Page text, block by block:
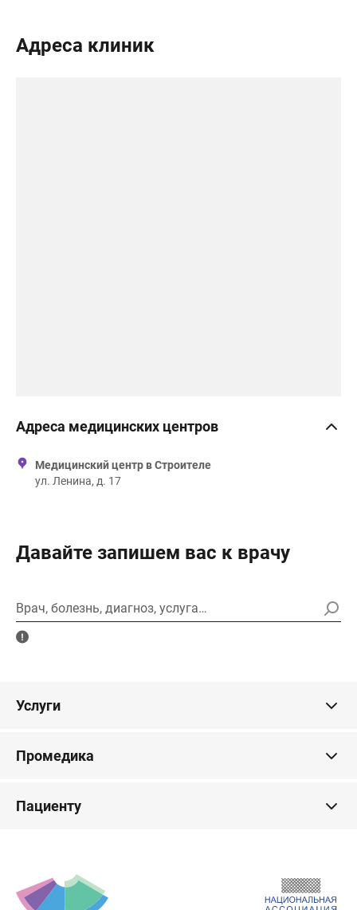
Адреса клиник
Адреса медицинских центров
Медицинский центр в Строителе
ул. Ленина, д. 17
Давайте запишем вас к врачу
Врач, болезнь, диагноз, услуга…
Услуги
Промедика
Пациенту